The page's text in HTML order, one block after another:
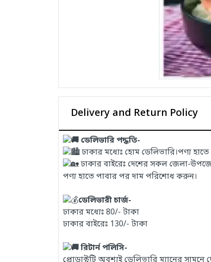
Delivery and Return Policy
ডেলিভারি পদ্ধতি-
ঢাকার মধ্যেঃ হোম ডেলিভারি।পণ্য
ঢাকার বাইরেঃ দেশের সকল জেলা-
পণ্য হাতে পাবার পর দাম পরিশোধ করুন।
ডেলিভারী চার্জ-
ঢাকার মধ্যেঃ 80/- টাকা
ঢাকার বাইরেঃ 130/- টাকা
রিটার্ন পলিসি-